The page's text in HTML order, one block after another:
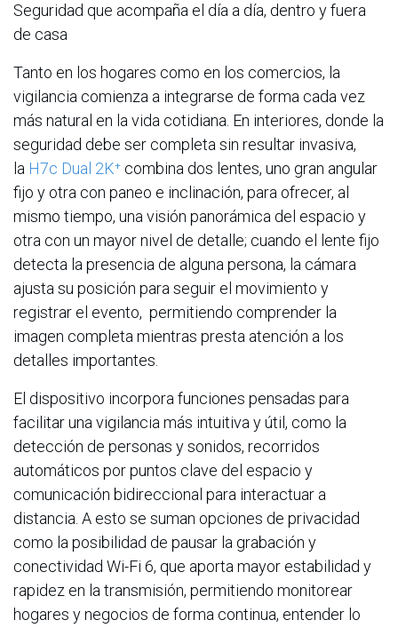
Seguridad que acompaña el día a día, dentro y fuera
de casa
Tanto en los hogares como en los comercios, la
vigilancia comienza a integrarse de forma cada vez
más natural en la vida cotidiana. En interiores, donde la
seguridad debe ser completa sin resultar invasiva,
la H7c Dual 2K⁺ combina dos lentes, uno gran angular
fijo y otra con paneo e inclinación, para ofrecer, al
mismo tiempo, una visión panorámica del espacio y
otra con un mayor nivel de detalle; cuando el lente fijo
detecta la presencia de alguna persona, la cámara
ajusta su posición para seguir el movimiento y
registrar el evento, permitiendo comprender la
imagen completa mientras presta atención a los
detalles importantes.
El dispositivo incorpora funciones pensadas para
facilitar una vigilancia más intuitiva y útil, como la
detección de personas y sonidos, recorridos
automáticos por puntos clave del espacio y
comunicación bidireccional para interactuar a
distancia. A esto se suman opciones de privacidad
como la posibilidad de pausar la grabación y
conectividad Wi-Fi 6, que aporta mayor estabilidad y
rapidez en la transmisión, permitiendo monitorear
hogares y negocios de forma continua, entender lo